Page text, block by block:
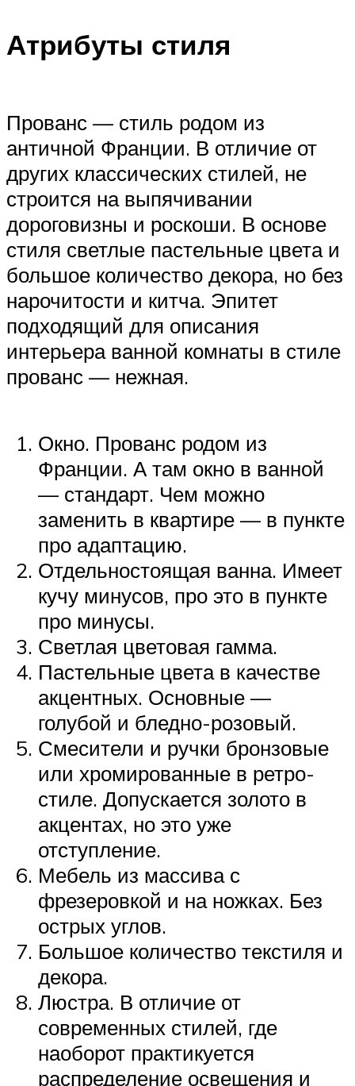
Атрибуты стиля
Прованс — стиль родом из
античной Франции. В отличие от
других классических стилей, не
строится на выпячивании
дороговизны и роскоши. В основе
стиля светлые пастельные цвета и
большое количество декора, но без
нарочитости и китча. Эпитет
подходящий для описания
интерьера ванной комнаты в стиле
прованс — нежная.
Окно. Прованс родом из
Франции. А там окно в ванной
— стандарт. Чем можно
заменить в квартире — в пункте
про адаптацию.
Отдельностоящая ванна. Имеет
кучу минусов, про это в пункте
про минусы.
Светлая цветовая гамма.
Пастельные цвета в качестве
акцентных. Основные —
голубой и бледно-розовый.
Смесители и ручки бронзовые
или хромированные в ретро-
стиле. Допускается золото в
акцентах, но это уже
отступление.
Мебель из массива с
фрезеровкой и на ножках. Без
острых углов.
Большое количество текстиля и
декора.
Люстра. В отличие от
современных стилей, где
наоборот практикуется
распределение освещения и